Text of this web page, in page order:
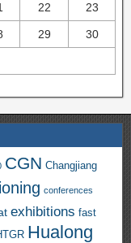
22 23
29 30
CGN Changjiang
conferences
exhibitions fast
Hualong